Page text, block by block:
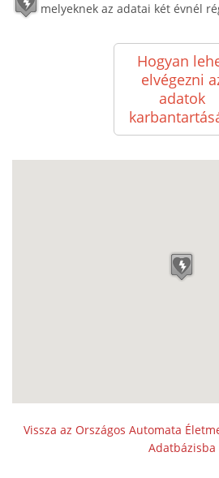
melyeknek az adatai két évnél
Hogyan
elvégezni
adatok
Vissza az Országos Automata
Adatbázisba